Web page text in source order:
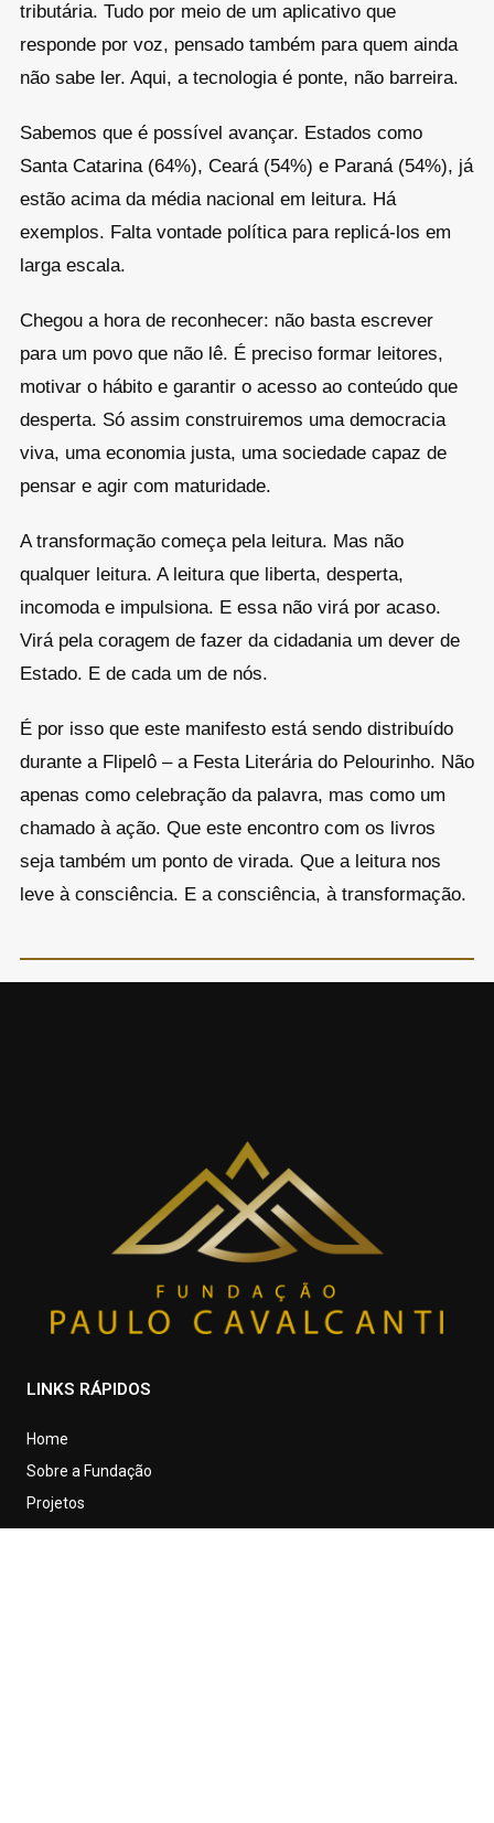
tributária. Tudo por meio de um aplicativo que
responde por voz, pensado também para quem ainda
não sabe ler. Aqui, a tecnologia é ponte, não barreira.
Sabemos que é possível avançar. Estados como
Santa Catarina (64%), Ceará (54%) e Paraná (54%), já
estão acima da média nacional em leitura. Há
exemplos. Falta vontade política para replicá-los em
larga escala.
Chegou a hora de reconhecer: não basta escrever
para um povo que não lê. É preciso formar leitores,
motivar o hábito e garantir o acesso ao conteúdo que
desperta. Só assim construiremos uma democracia
viva, uma economia justa, uma sociedade capaz de
pensar e agir com maturidade.
A transformação começa pela leitura. Mas não
qualquer leitura. A leitura que liberta, desperta,
incomoda e impulsiona. E essa não virá por acaso.
Virá pela coragem de fazer da cidadania um dever de
Estado. E de cada um de nós.
É por isso que este manifesto está sendo distribuído
durante a Flipelô – a Festa Literária do Pelourinho. Não
apenas como celebração da palavra, mas como um
chamado à ação. Que este encontro com os livros
seja também um ponto de virada. Que a leitura nos
leve à consciência. E a consciência, à transformação.
LINKS RÁPIDOS
Home
Sobre a Fundação
Projetos
Parceiros